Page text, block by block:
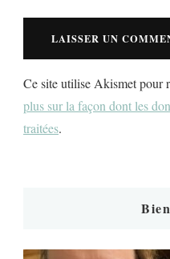
Ce site utilise Akismet pour
plus sur la façon dont les
traitées.